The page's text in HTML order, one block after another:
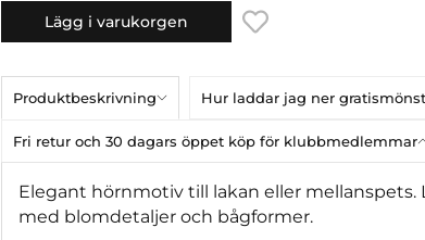
Lägg i varukorgen
Produktbeskrivning Hur laddar jag ner
Fri retur och 30 dagars öppet köp för klubbmedlemmar
Elegant hörnmotiv till lakan eller
med blomdetaljer och bågformer.